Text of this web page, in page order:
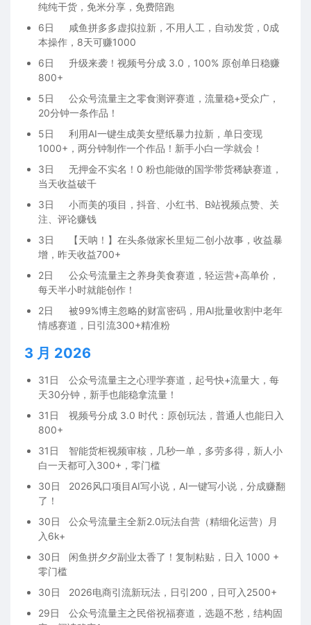
纯纯干货，免米分享，免费陪跑
6日
咸鱼拼多多虚拟拉新，不用人工，自动发货，0成
本操作，8天可赚1000
6日
升级来袭！视频号分成 3.0，100% 原创单日稳赚
800+
5日
公众号流量主之零食测评赛道，流量稳+受众广，
20分钟一条作品！
5日
利用AI一键生成美女壁纸暴力拉新，单日变现
1000+，两分钟制作一个作品！新手小白一学就会！
3日
无押金不实名！0 粉也能做的国学带货稀缺赛道，
当天收益破千
3日
小而美的项目，抖音、小红书、B站视频点赞、关
注、评论赚钱
3日
【天呐！】在头条做家长里短二创小故事，收益暴
增，昨天收益700+
2日
公众号流量主之养身美食赛道，轻运营+高单价，
每天半小时就能创作！
2日
被99%博主忽略的财富密码，用AI批量收割中老年
情感赛道，日引流300+精准粉
3 月 2026
31日
公众号流量主之心理学赛道，起号快+流量大，每
天30分钟，新手也能稳拿流量！
31日
视频号分成 3.0 时代：原创玩法，普通人也能日入
800+
31日
智能货柜视频审核，几秒一单，多劳多得，新人小
白一天都可入300+，零门槛
30日
2026风口项目AI写小说，AI一键写小说，分成赚翻
了！
30日
公众号流量主全新2.0玩法自营（精细化运营）月
入6k+
30日
闲鱼拼夕夕副业太香了！复制粘贴，日入 1000 +
零门槛
30日
2026电商引流新玩法，日引200，日可入2500+
29日
公众号流量主之民俗祝福赛道，选题不愁，结构固